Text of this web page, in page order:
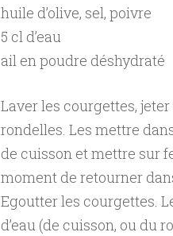
huile d’olive, sel, poivre
5 cl d’eau
ail en poudre déshydraté
Laver les courgettes,
rondelles. Les mettre
de cuisson et mettre sur
moment de retourner
Egoutter les courgettes.
d’eau (de cuisson, ou du